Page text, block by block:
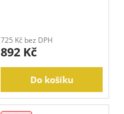
725 Kč bez DPH
892 Kč
Do košíku